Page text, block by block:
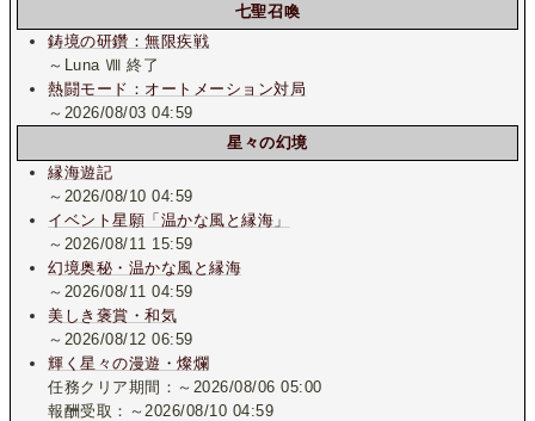
七聖召喚
鋳境の研鑽：無限疾戦
～Luna Ⅷ 終了
熱闘モード：オートメーション対局
～2026/08/03 04:59
星々の幻境
縁海遊記
～2026/08/10 04:59
イベント星願「温かな風と縁海」
～2026/08/11 15:59
幻境奥秘・温かな風と縁海
～2026/08/11 04:59
美しき褒賞・和気
～2026/08/12 06:59
輝く星々の漫遊・燦爛
任務クリア期間：～2026/08/06 05:00
報酬受取：～2026/08/10 04:59